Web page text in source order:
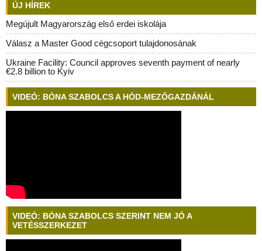
ÚJ HÍREK
Megújult Magyarország első erdei iskolája
Válasz a Master Good cégcsoport tulajdonosának
Ukraine Facility: Council approves seventh payment of nearly
€2.8 billion to Kyiv
VIDEÓ: BÓNA SZABOLCS A HÓD-MEZŐGAZDÁNÁL
VIDEÓ: BÓNA SZABOLCS SZERINT NEM JÓ A
VETÉSSZERKEZET